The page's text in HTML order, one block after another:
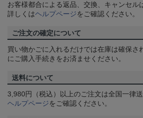
お客様都合による返品、交換、キャンセル
詳しくはヘルプページをご確認ください。
ご注文の確定について
買い物かごに入れるだけでは在庫は確保さ
にご購入手続きをお済ませください。
送料について
3,980円（税込）以上のご注文は全国一律
ヘルプページをご確認ください。